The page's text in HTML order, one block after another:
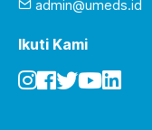
admin@umeds.id
Ikuti Kami